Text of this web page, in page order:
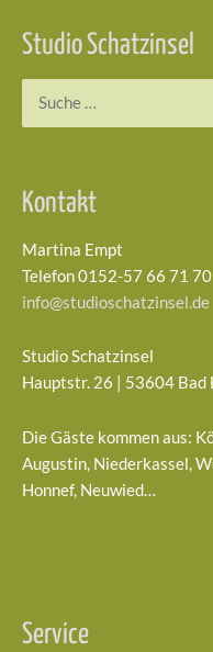
Studio Schatzinsel
Kontakt
Martina Empt
Telefon 0152-57 66 71 70
info@studioschatzinsel.de
Studio Schatzinsel
Hauptstr. 26 | 53604 Bad
Die Gäste kommen aus:
Augustin, Niederkassel,
Honnef, Neuwied…
Service